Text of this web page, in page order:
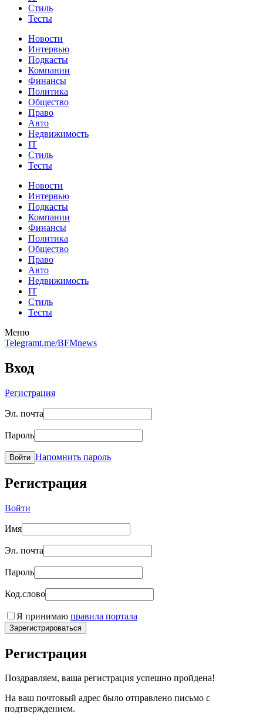
Стиль
Тесты
Новости
Интервью
Подкасты
Компании
Финансы
Политика
Общество
Право
Авто
Недвижимость
IT
Стиль
Тесты
Новости
Интервью
Подкасты
Компании
Финансы
Политика
Общество
Право
Авто
Недвижимость
IT
Стиль
Тесты
Меню
Telegramt.me/BFMnews
Вход
Регистрация
Эл. почта
Пароль
Войти Напомнить пароль
Регистрация
Войти
Имя
Эл. почта
Пароль
Код.слово
Я принимаю правила портала
Зарегистрироваться
Регистрация
Поздравляем, ваша регистрация успешно пройдена!
На ваш почтовый адрес было отправлено письмо с
подтверждением.